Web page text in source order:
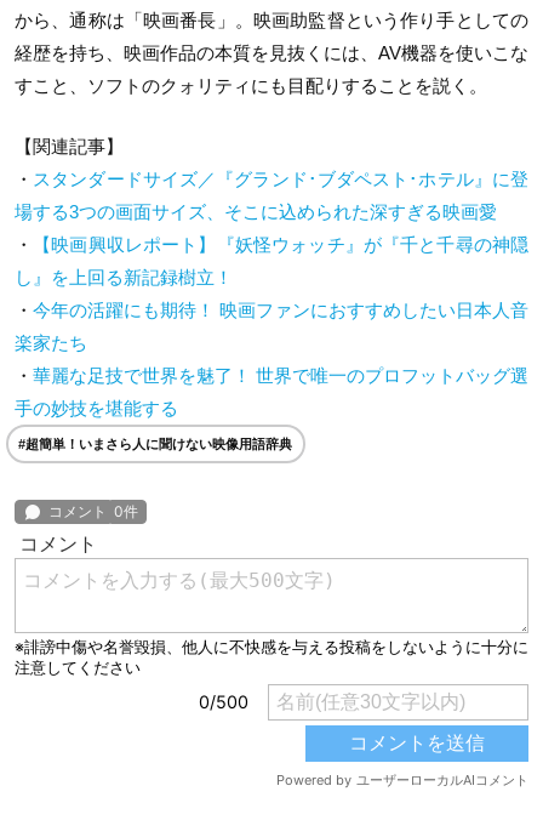
から、通称は「映画番長」。映画助監督という作り手としての
経歴を持ち、映画作品の本質を見抜くには、AV機器を使いこな
すこと、ソフトのクォリティにも目配りすることを説く。
【関連記事】
・ スタンダードサイズ／『グランド･ブダペスト･ホテル』に登
場する3つの画面サイズ、そこに込められた深すぎる映画愛
・
【映画興収レポート】『妖怪ウォッチ』が『千と千尋の神隠
し』を上回る新記録樹立！
・ 今年の活躍にも期待！ 映画ファンにおすすめしたい日本人音
楽家たち
・ 華麗な足技で世界を魅了！ 世界で唯一のプロフットバッグ選
手の妙技を堪能する
#超簡単！いまさら人に聞けない映像用語辞典